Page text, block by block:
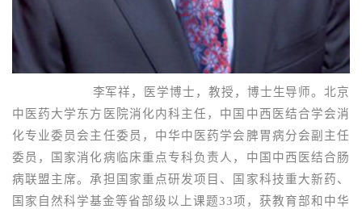
李军祥，医学博士，教授，博士生导师。北京
中医药大学东方医院消化内科主任，中国中西医结合学会消
化专业委员会主任委员，中华中医药学会脾胃病分会副主任
委员，国家消化病临床重点专科负责人，中国中西医结合肠
病联盟主席。承担国家重点研发项目、国家科技重大新药、
国家自然科学基金等省部级以上课题33项，获教育部和中华